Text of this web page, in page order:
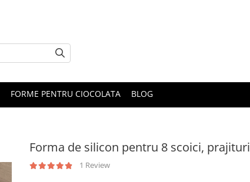
FORME PENTRU CIOCOLATA BLOG
Forma de silicon pentru 8 scoici, prajituri
1 Review